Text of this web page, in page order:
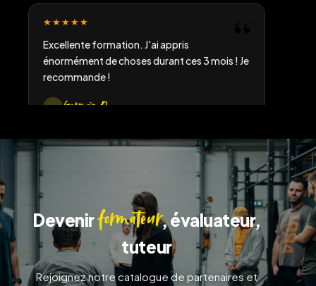
Excellente formation. J'ai appris
énormément de choses durant ces 3 mois ! Je
recommande !
Germain D
★★★★★
Très bon accompagnement administratif et
pédagogique. Le CQP IF m'a permis de me
lancer sereinement comme coach.
Thomas R
Devenirformateur, évaluateur,
tuteur
Rejoignez notre catalogue de partenaires et